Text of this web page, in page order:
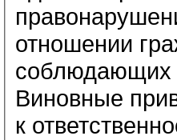
отношении
соблюдающих
Виновные
к